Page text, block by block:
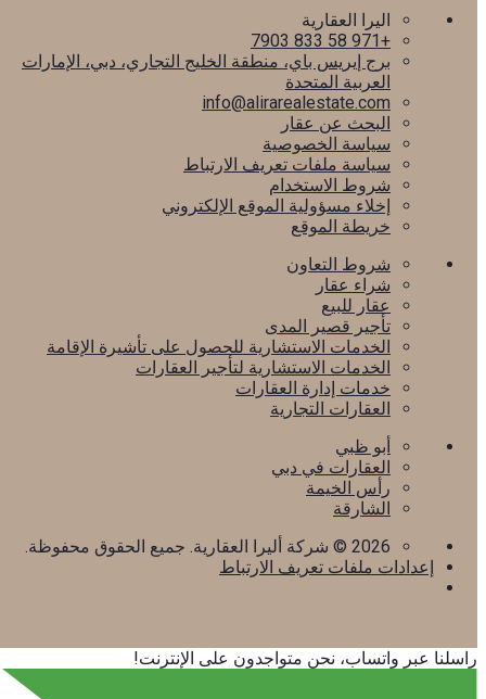
اليرا العقارية
+971 58 833 7903
برج إيريس باي، منطقة الخليج التجاري، دبي، الإمارات
العربية المتحدة
info@alirarealestate.com
البحث عن عقار
سياسة الخصوصية
سياسة ملفات تعريف الارتباط
شروط الاستخدام
إخلاء مسؤولية الموقع الإلكتروني
خريطة الموقع
شروط التعاون
شراء عقار
عقار للبيع
تأجير قصير المدى
الخدمات الاستشارية للحصول على تأشيرة الإقامة
الخدمات الاستشارية لتأجير العقارات
خدمات إدارة العقارات
العقارات التجارية
أبو ظبي
العقارات في دبي
رأس الخيمة
الشارقة
2026 © شركة أليرا العقارية. جميع الحقوق محفوظة.
إعدادات ملفات تعريف الارتباط
راسلنا عبر واتساب، نحن متواجدون على الإنترنت!